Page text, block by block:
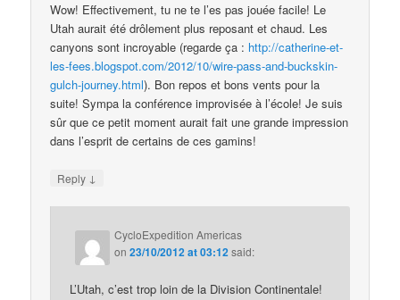
Wow! Effectivement, tu ne te l’es pas jouée facile! Le
Utah aurait été drôlement plus reposant et chaud. Les
canyons sont incroyable (regarde ça : http://catherine-et-
les-fees.blogspot.com/2012/10/wire-pass-and-buckskin-
gulch-journey.html). Bon repos et bons vents pour la
suite! Sympa la conférence improvisée à l’école! Je suis
sûr que ce petit moment aurait fait une grande impression
dans l’esprit de certains de ces gamins!
Reply ↓
CycloExpedition Americas
on23/10/2012 at 03:12 said:
L’Utah, c’est trop loin de la Division Continentale!